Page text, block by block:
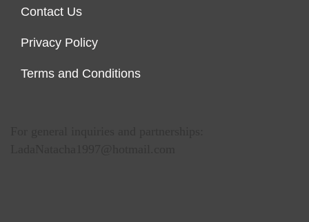
Contact Us
Privacy Policy
Terms and Conditions